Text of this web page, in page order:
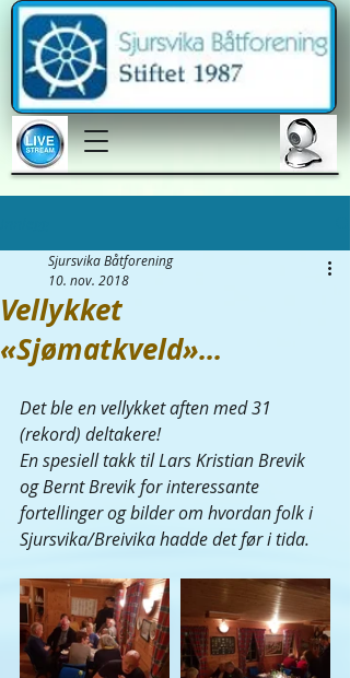
Vellykket
«Sjømatkveld»...
Sjursvika Båtforening
10. nov. 2018
Det ble en vellykket aften med 31
(rekord) deltakere!
En spesiell takk til Lars Kristian Brevik
og Bernt Brevik for interessante
fortellinger og bilder om hvordan folk i
Sjursvika/Breivika hadde det før i tida.